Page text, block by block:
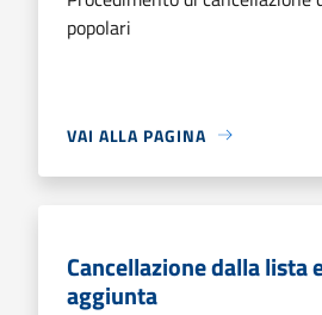
popolari
VAI ALLA PAGINA
Cancellazione dalla lista
aggiunta